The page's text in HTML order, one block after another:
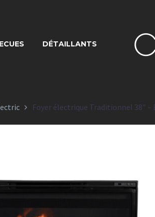
DÉTAILLANTS
Foyer électrique Traditionnel 38″